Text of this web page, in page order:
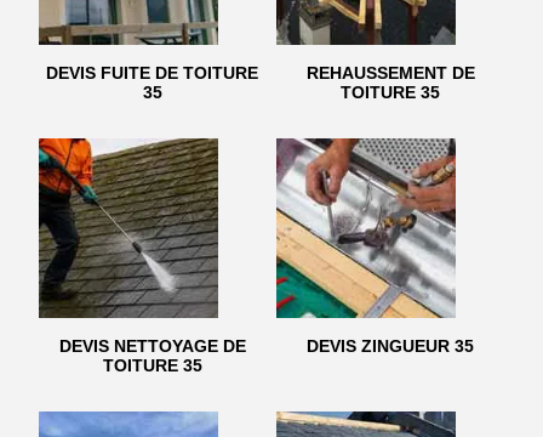
DEVIS FUITE DE TOITURE
35
REHAUSSEMENT DE
TOITURE 35
DEVIS NETTOYAGE DE
TOITURE 35
DEVIS ZINGUEUR 35